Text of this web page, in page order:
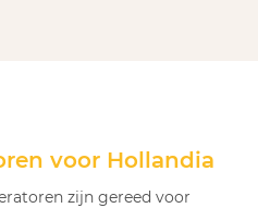
voor Hollandia
zijn gereed voor